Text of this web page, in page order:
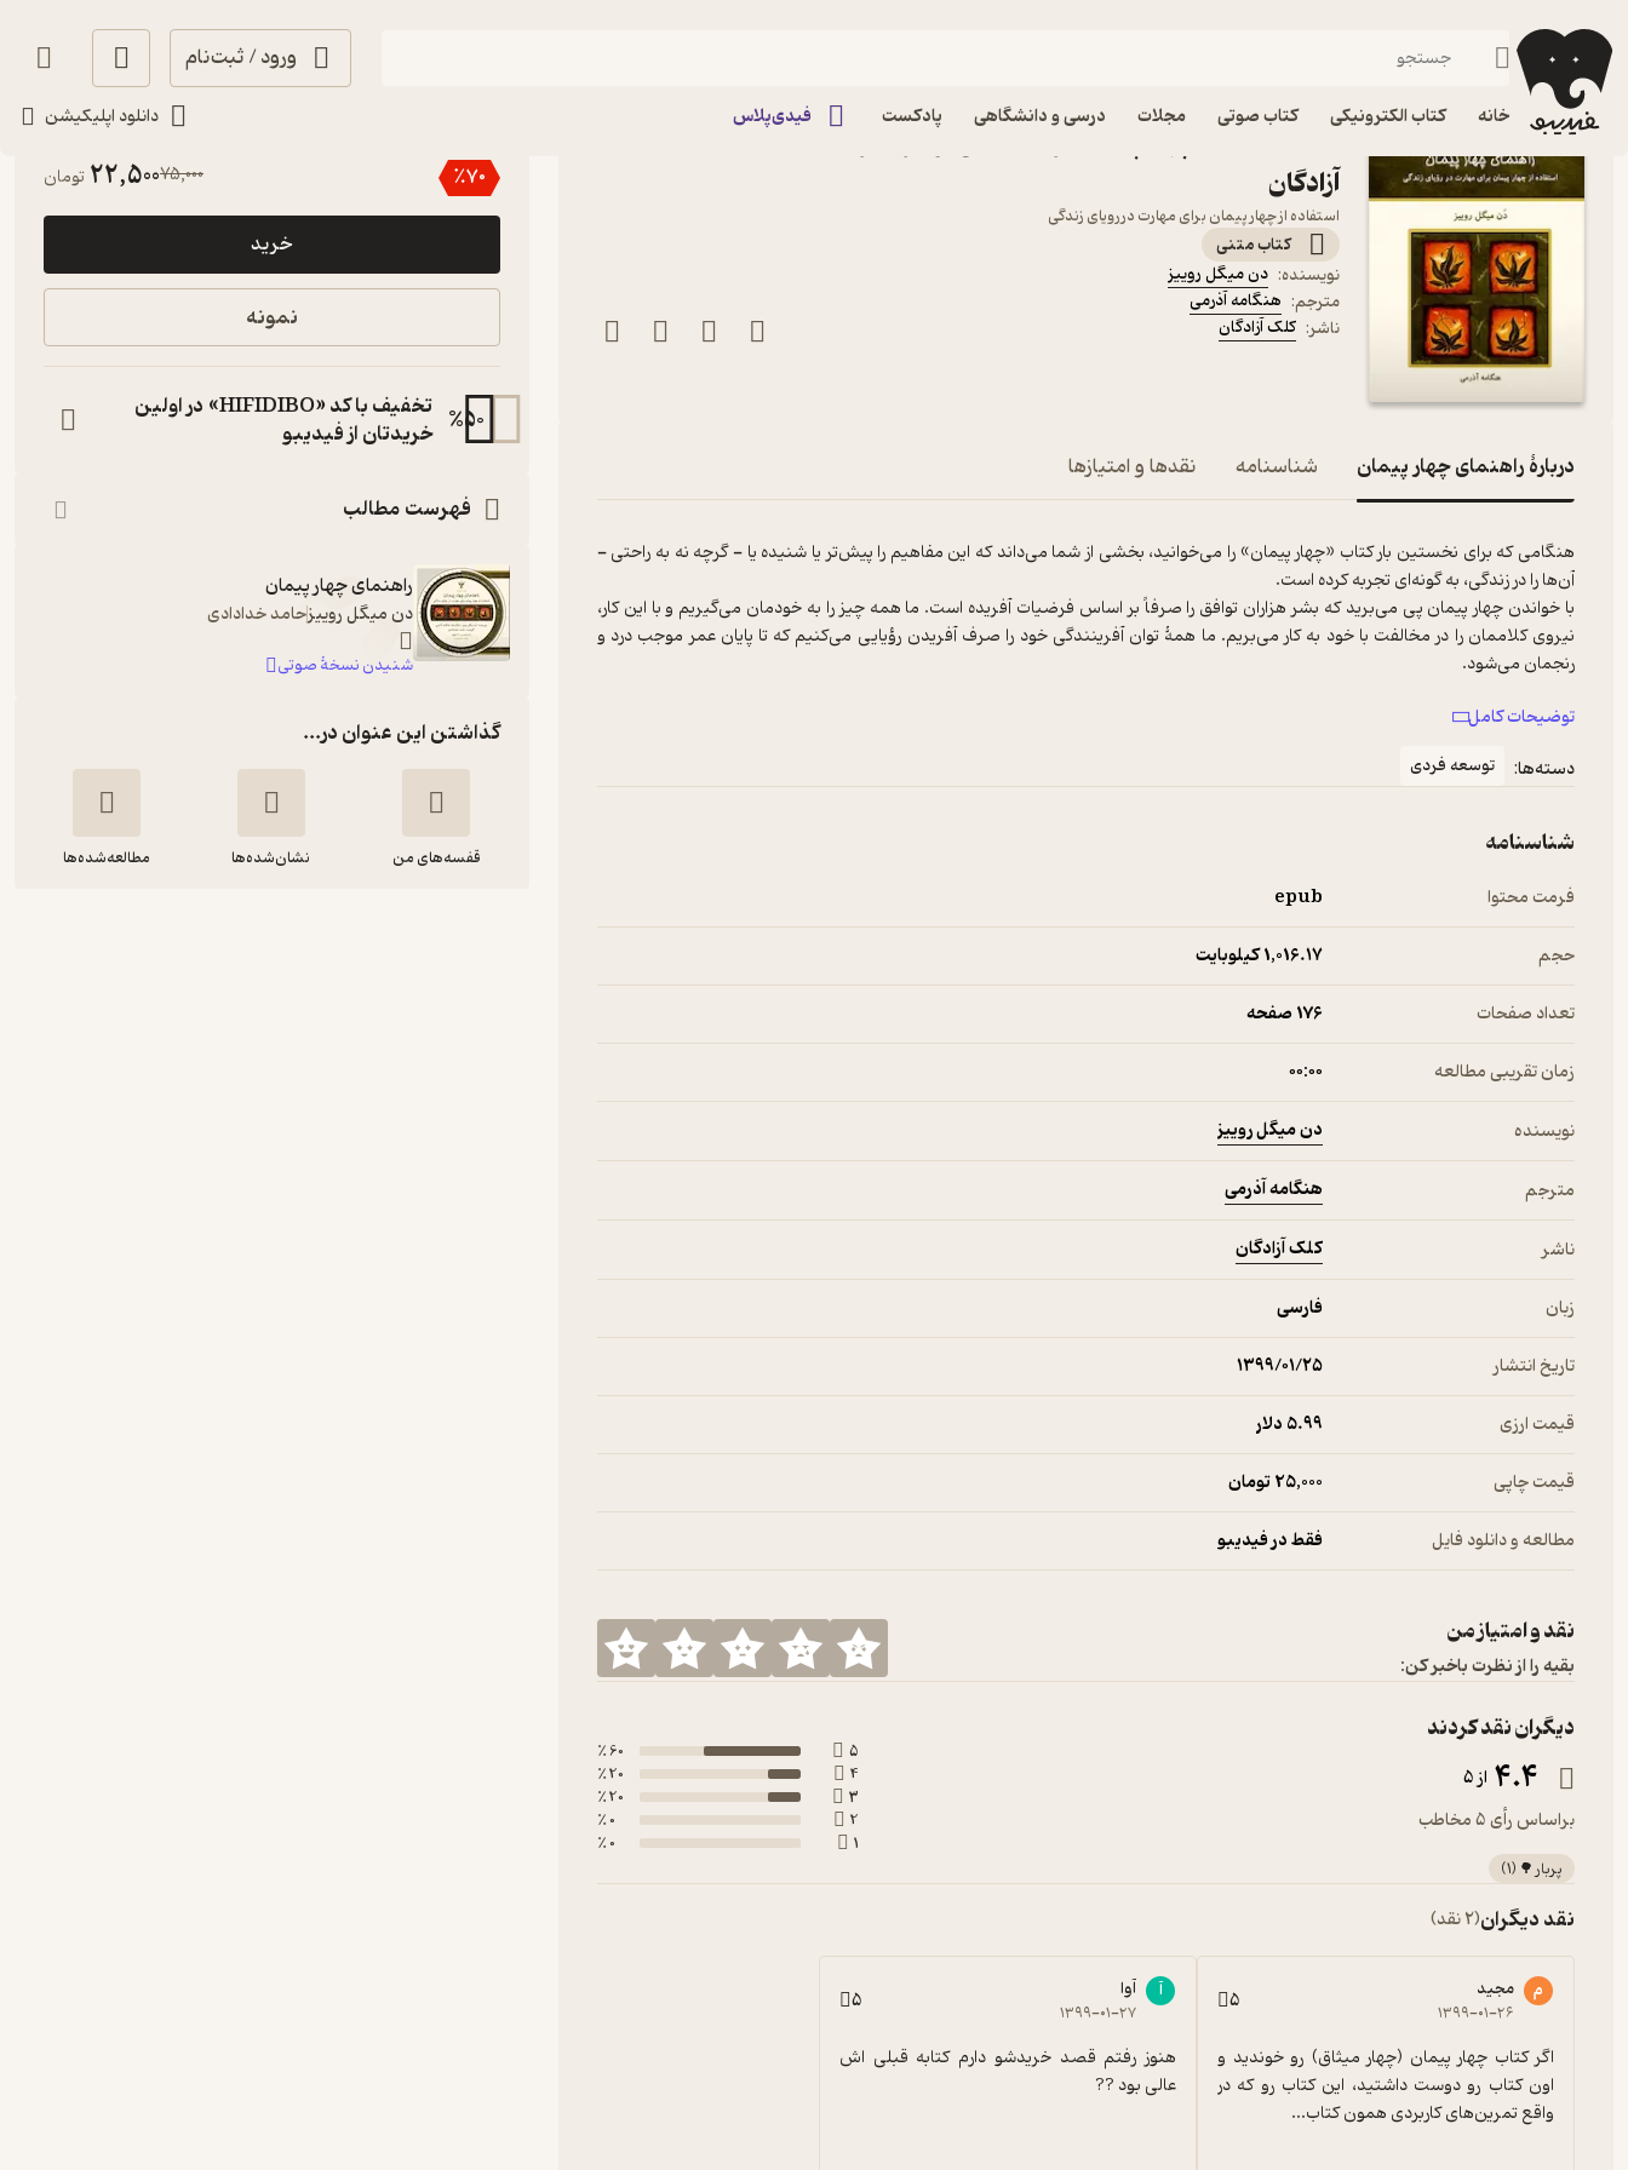
ورود / ثبت‌نام
خانه کتاب الکترونیکی کتاب صوتی مجلات درسی و دانشگاهی پادکست فیدی‌پلاس دانلود اپلیکیشن
فیدیبو کتاب الکترونیکی
آزادگان
استفاده از چهار پیمان برای مهارت در رویای زندگی
کتاب متنی
نویسنده: دن میگل روییز
مترجم: هنگامه آذرمی
ناشر: کلک آزادگان
دربارۀ راهنمای چهار پیمان شناسنامه نقدها و امتیازها
هنگامی که برای نخستین بار کتاب «چهار پیمان» را می‌خوانید، بخشی از شما می‌داند که این مفاهیم را پیش‌تر یا شنیده یا - گرچه نه به راحتی -
با خواندن چهار پیمان پی‌ می‌برید که بشر هزاران توافق را صرفاً بر اساس فرضیات آفریده است. ما همه چیز را به خودمان می‌گیریم و با این کار،
نیروی کلاممان را در مخالفت با خود به کار می‌‌بریم. ما همۀ توان آفرینندگی خود را صرف آفریدن رؤیایی می‌کنیم که تا پایان عمر موجب درد و
زیستن رهنمون می‌شود. این پیمان‌ها شما را در راستای پایان بخشیدن به احساس گناه، خجالت و طرد کردن خود هدایت می‌کنند و به سوی در
باشید، دیگر می‌دانید که چهار پیمان چه کارهایی می‌توانند بکنند. این پیمان‌ها می‌توانند یکراست وارد نظام اعتقادی شما شوند و به درون هزاران
چهار پیمان مانند نقشه‌ای‌ست که همۀ مسیرهای متفاوت رسیدن به مقصد را به شما نشان‌ می‌دهد. سادگی این پیمان‌ها در به کارگیری آسان و
شیوه‌های گوناگون آن است. اما این نقشه، تنها نیمی از کار است و شما نیمۀ دیگر آن هستید. در هر رابطه‌ای، دو نیمه وجود دارد. این کتاب،
پیام‌آوری‌ست که نیمی از رابطه به شمار می‌آید و شما نیمۀ دیگر آن هستید و زیبایی این رابطه در همین است: نیمۀ شما.
توضیحات کامل
دسته‌ها:
توسعه فردی
شناسنامه
فرمت محتوا epub
حجم 1,016.۱۷ کیلوبایت
تعداد صفحات 176 صفحه
زمان تقریبی مطالعه ۰۰:۰۰
نویسنده دن میگل روییز
مترجم هنگامه آذرمی
ناشر کلک آزادگان
زبان فارسی
تاریخ انتشار ۱۳۹۹/۰۱/۲۵
قیمت ارزی 5.۹۹ دلار
قیمت چاپی 25,000 تومان
مطالعه و دانلود فایل فقط در فیدیبو
نقد و امتیاز من
بقیه را از نظرت باخبر کن:
دیگران نقد کردند
4.4 از 5
براساس رأی 5 مخاطب
پربار 🌳 (
1
)
5
60 ٪
4
20 ٪
3
20 ٪
2
0 ٪
1
0 ٪
نقد دیگران(2 نقد)
م مجید
۱۳۹۹-۰۱-۲۶ 5
واقع تمرین‌های کاربردی همون کتاب...
آ آوا
۱۳۹۹-۰۱-۲۷ 5
عالی بود ??
پربار 🌳(
٪70
75,000
22,500 تومان
خرید
نمونه
%50
تخفیف با کد «HIFIDIBO» در اولین
خریدتان از فیدیبو
فهرست مطالب
راهنمای چهار پیمان
دن میگل روییزحامد خدادادی
شنیدن نسخۀ صوتی
گذاشتن این عنوان در...
قفسه‌های من نشان‌شده‌ها مطالعه‌شده‌ها